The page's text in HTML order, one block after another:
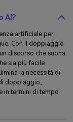
AI?
artificiale per
Con il doppiaggio
discorso che suona
sia più facile
la necessità di
doppiaggio,
in termini di tempo